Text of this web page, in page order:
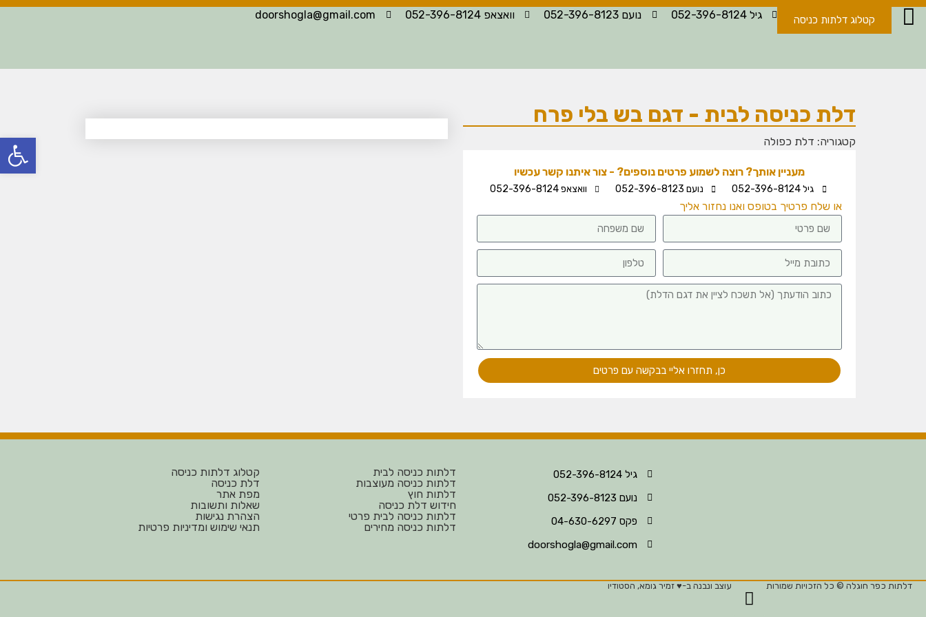
קטלוג דלתות כניסה גיל 052-396-8124 נועם 052-396-8123 וואצאפ 052-396-8124 doorshogla@gmail.com
דלת כניסה לבית - דגם בש בלי פרח
קטגוריה: דלת כפולה
מעניין אותך? רוצה לשמוע פרטים נוספים? - צור איתנו קשר עכשיו
גיל 052-396-8124 נועם 052-396-8123 וואצאפ 052-396-8124
או שלח פרטיך בטופס ואנו נחזור אליך
כן, תחזרו אליי בבקשה עם פרטים
גיל 052-396-8124
נועם 052-396-8123
פקס 04-630-6297
doorshogla@gmail.com
דלתות כניסה לבית
דלתות כניסה מעוצבות
דלתות חוץ
חידוש דלת כניסה
דלתות כניסה לבית פרטי
דלתות כניסה מחירים
קטלוג דלתות כניסה
דלת כניסה
מפת אתר
שאלות ותשובות
הצהרת נגישות
תנאי שימוש ומדיניות פרטיות
דלתות כפר חוגלה © כל הזכויות שמורות עוצב ונבנה ב-♥︎ זמיר גומא, הסטודיו